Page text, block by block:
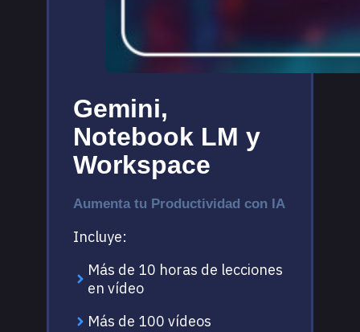
Gemini,
Notebook LM y
Workspace
Aumenta tu Productividad con IA
Incluye:
Más de 10 horas de lecciones
en vídeo
Más de 100 vídeos